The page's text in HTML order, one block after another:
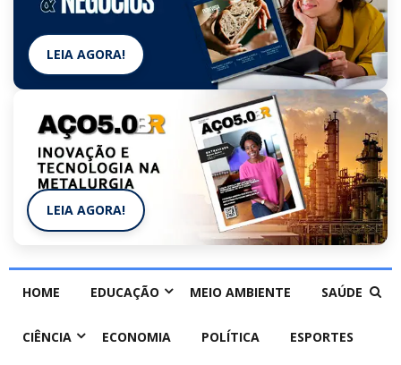
LEIA AGORA!
LEIA AGORA!
HOME EDUCAÇÃO MEIO AMBIENTE SAÚDE
CIÊNCIA ECONOMIA POLÍTICA ESPORTES